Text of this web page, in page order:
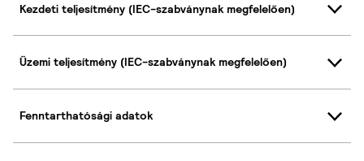
Kezdeti teljesítmény (IEC-szabványnak megfelelően)
Üzemi teljesítmény (IEC-szabványnak megfelelően)
Fenntarthatósági adatok